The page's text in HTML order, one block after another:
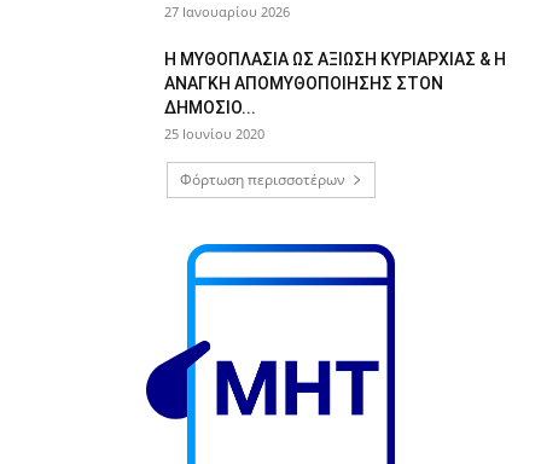
27 Ιανουαρίου 2026
Η ΜΥΘΟΠΛΑΣΙΑ ΩΣ ΑΞΙΩΣΗ ΚΥΡΙΑΡΧΙΑΣ & Η
ΑΝΑΓΚΗ ΑΠΟΜΥΘΟΠΟΙΗΣΗΣ ΣΤΟΝ
ΔΗΜΟΣΙΟ...
25 Ιουνίου 2020
Φόρτωση περισσοτέρων